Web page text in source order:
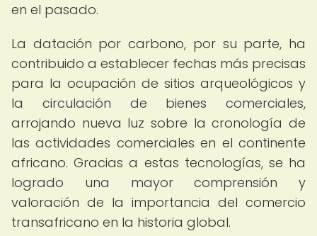
en el pasado.
La datación por carbono, por su parte, ha
contribuido a establecer fechas más precisas
para la ocupación de sitios arqueológicos y
la circulación de bienes comerciales,
arrojando nueva luz sobre la cronología de
las actividades comerciales en el continente
africano. Gracias a estas tecnologías, se ha
logrado una mayor comprensión y
valoración de la importancia del comercio
transafricano en la historia global.